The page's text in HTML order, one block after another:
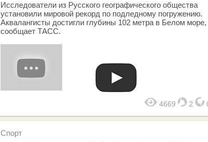
Исследователи из Русского географического общества
установили мировой рекорд по подледному погружению.
Аквалангисты достигли глубины 102 метра в Белом море,
сообщает ТАСС.
4669 2
Спорт